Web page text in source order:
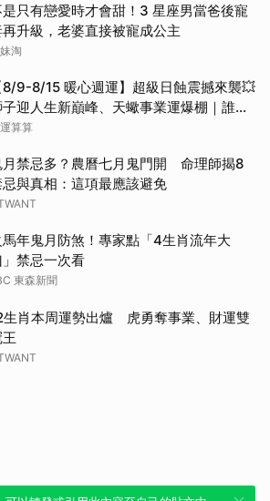
只有戀愛時才會甜！3 星座男當爸後寵
升級，老婆直接被寵成公主
淘
8/9-8/15 暖心週運】超級日蝕震撼來襲💥
迎人生新巔峰、天蠍事業運爆棚｜誰將
成未來半年的大贏家？
算算
月禁忌多？農曆七月鬼門開 命理師揭8
與真相：這項最應該避免
馬年鬼月防煞！專家點「4生肖流年大
」禁忌一次看
東森新聞
生肖本周運勢出爐 虎勇奪事業、財運雙